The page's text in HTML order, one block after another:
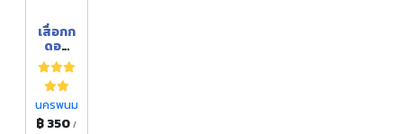
เสื่อกก
ดอน
แดง
นครพนม
฿ 350/